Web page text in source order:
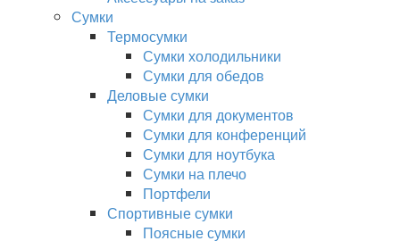
Сумки
Термосумки
Сумки холодильники
Сумки для обедов
Деловые сумки
Сумки для документов
Сумки для конференций
Сумки для ноутбука
Сумки на плечо
Портфели
Спортивные сумки
Поясные сумки